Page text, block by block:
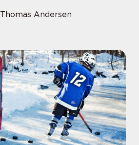
Thomas Andersen